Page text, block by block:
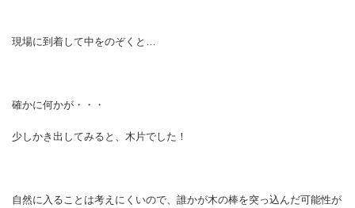
現場に到着して中をのぞくと…
確かに何かが・・・
少しかき出してみると、木片でした！
自然に入ることは考えにくいので、誰かが木の棒を突っ込んだ可能性が